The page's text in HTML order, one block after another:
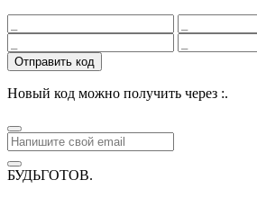
Отправить код
Новый код можно получить через :.
БУДЬГОТОВ.